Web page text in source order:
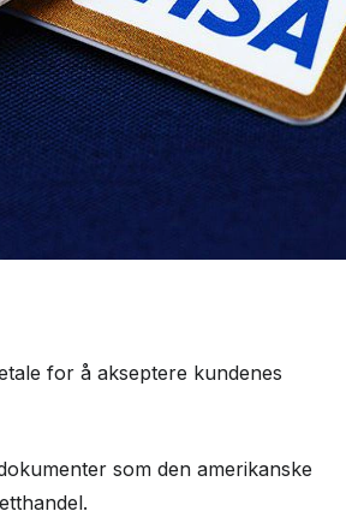
for å akseptere kundenes
som den amerikanske